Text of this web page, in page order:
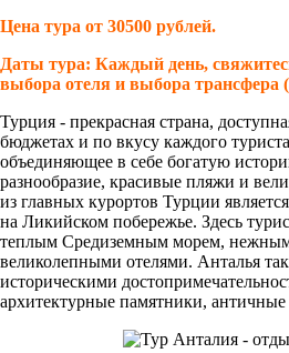
Цена тура от 30500 рублей.
Даты тура: Каждый день,
выбора отеля и выбора трансфера
Турция - прекрасная страна,
бюджетах и по вкусу каждого
объединяющее в себе богатую
разнообразие, красивые пляжи и
из главных курортов Турции
на Ликийском побережье. Здесь
теплым Средиземным морем,
великолепными отелями. Анталья
историческими
архитектурные памятники, античные